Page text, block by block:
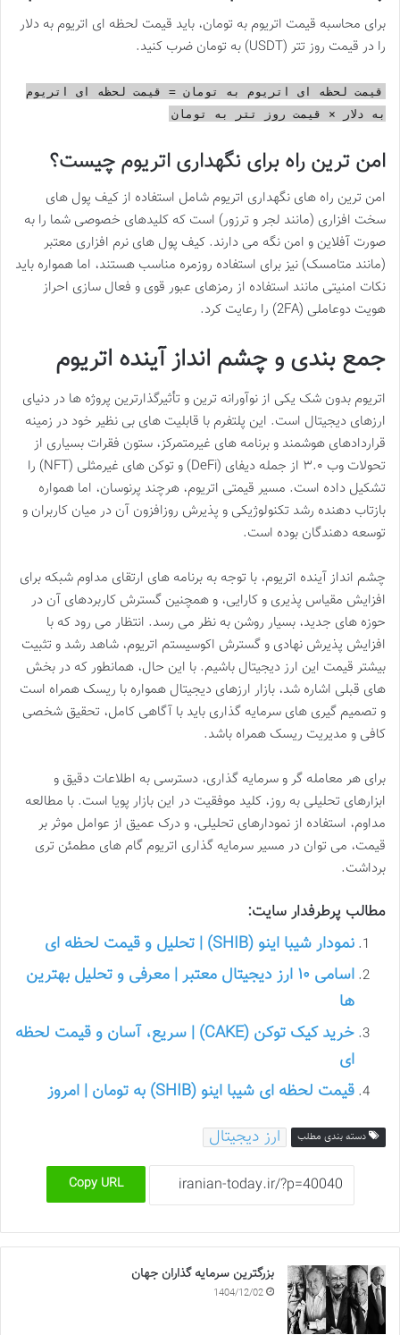
برای محاسبه قیمت اتریوم به تومان، باید قیمت لحظه ای اتریوم به دلار
را در قیمت روز تتر (USDT) به تومان ضرب کنید.
قیمت لحظه ای اتریوم به تومان = قیمت لحظه ای اتریوم
به دلار × قیمت روز تتر به تومان
امن ترین راه برای نگهداری اتریوم چیست؟
امن ترین راه های نگهداری اتریوم شامل استفاده از کیف پول های
سخت افزاری (مانند لجر و ترزور) است که کلیدهای خصوصی شما را به
صورت آفلاین و امن نگه می دارند. کیف پول های نرم افزاری معتبر
(مانند متامسک) نیز برای استفاده روزمره مناسب هستند، اما همواره باید
نکات امنیتی مانند استفاده از رمزهای عبور قوی و فعال سازی احراز
هویت دوعاملی (2FA) را رعایت کرد.
جمع بندی و چشم انداز آینده اتریوم
اتریوم بدون شک یکی از نوآورانه ترین و تأثیرگذارترین پروژه ها در دنیای
ارزهای دیجیتال است. این پلتفرم با قابلیت های بی نظیر خود در زمینه
قراردادهای هوشمند و برنامه های غیرمتمرکز، ستون فقرات بسیاری از
تحولات وب ۳.۰ از جمله دیفای (DeFi) و توکن های غیرمثلی (NFT) را
تشکیل داده است. مسیر قیمتی اتریوم، هرچند پرنوسان، اما همواره
بازتاب دهنده رشد تکنولوژیکی و پذیرش روزافزون آن در میان کاربران و
توسعه دهندگان بوده است.
چشم انداز آینده اتریوم، با توجه به برنامه های ارتقای مداوم شبکه برای
افزایش مقیاس پذیری و کارایی، و همچنین گسترش کاربردهای آن در
حوزه های جدید، بسیار روشن به نظر می رسد. انتظار می رود که با
افزایش پذیرش نهادی و گسترش اکوسیستم اتریوم، شاهد رشد و تثبیت
بیشتر قیمت این ارز دیجیتال باشیم. با این حال، همانطور که در بخش
های قبلی اشاره شد، بازار ارزهای دیجیتال همواره با ریسک همراه است
و تصمیم گیری های سرمایه گذاری باید با آگاهی کامل، تحقیق شخصی
کافی و مدیریت ریسک همراه باشد.
برای هر معامله گر و سرمایه گذاری، دسترسی به اطلاعات دقیق و
ابزارهای تحلیلی به روز، کلید موفقیت در این بازار پویا است. با مطالعه
مداوم، استفاده از نمودارهای تحلیلی، و درک عمیق از عوامل موثر بر
قیمت، می توان در مسیر سرمایه گذاری اتریوم گام های مطمئن تری
برداشت.
مطالب پرطرفدار سایت:
نمودار شیبا اینو (SHIB) | تحلیل و قیمت لحظه ای
اسامی ۱۰ ارز دیجیتال معتبر | معرفی و تحلیل بهترین
ها
خرید کیک توکن (CAKE) | سریع، آسان و قیمت لحظه
ای
قیمت لحظه ای شیبا اینو (SHIB) به تومان | امروز
دسته بندی مطلب ارز دیجیتال
Copy URL
بزرگترین سرمایه گذاران جهان
1404/12/02